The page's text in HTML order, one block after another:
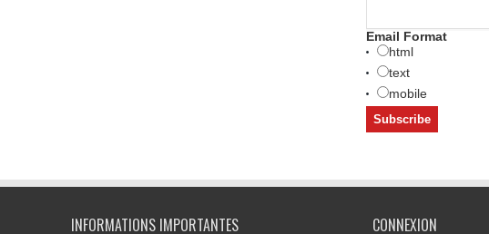
Email Format
html
text
mobile
INFORMATIONS IMPORTANTES CONNEXION